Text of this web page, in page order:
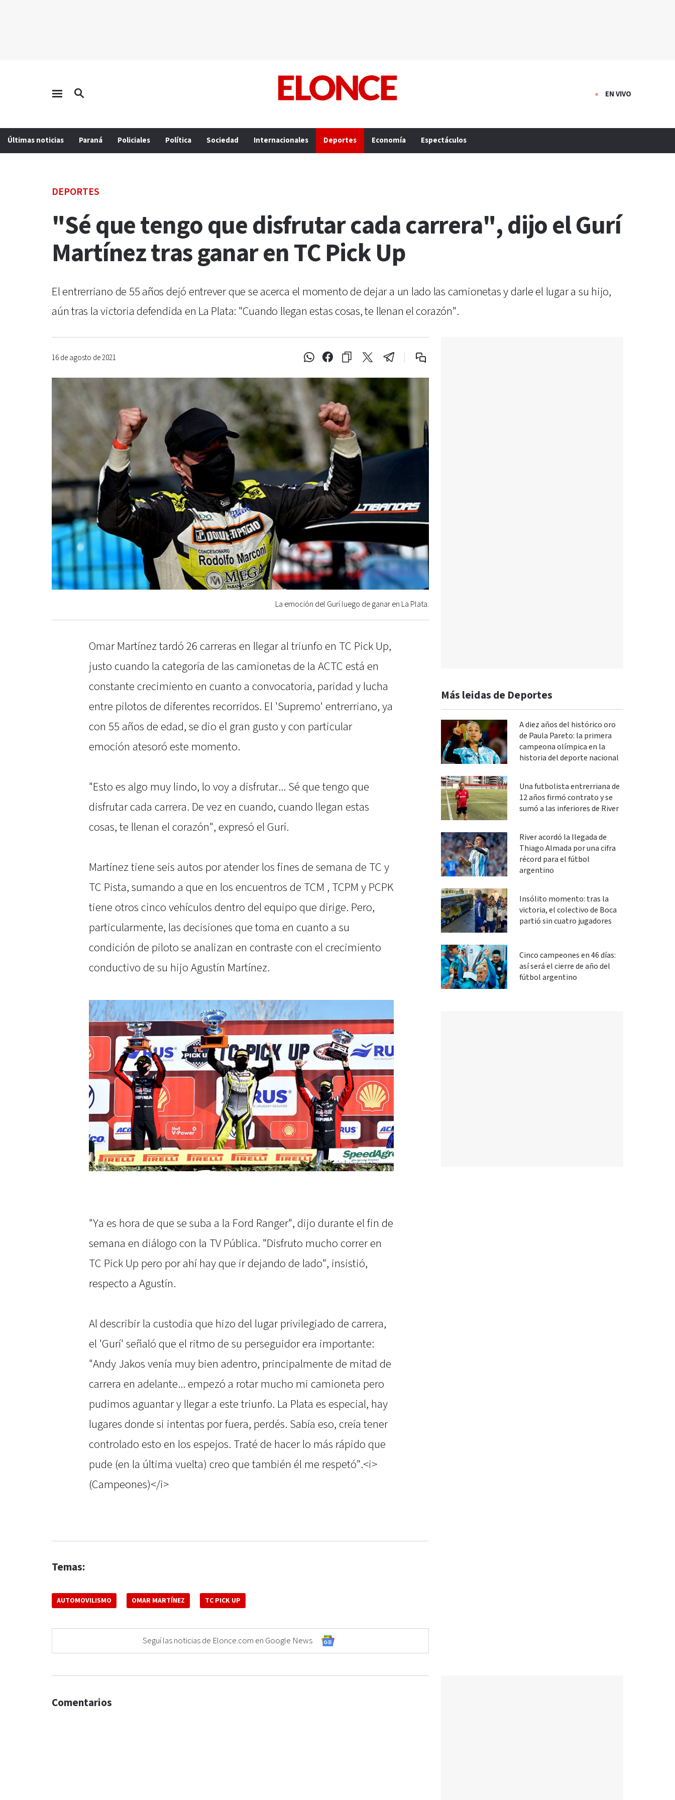
EN VIVO
Últimas noticias Paraná Policiales Política Sociedad Internacionales Deportes Economía Espectáculos
DEPORTES
"Sé que tengo que disfrutar cada carrera", dijo el Gurí
Martínez tras ganar en TC Pick Up
El entrerriano de 55 años dejó entrever que se acerca el momento de dejar a un lado las camionetas y darle el lugar a su hijo,
aún tras la victoria defendida en La Plata: "Cuando llegan estas cosas, te llenan el corazón".
16 de agosto de 2021
La emoción del Gurí luego de ganar en La Plata.
Omar Martínez tardó 26 carreras en llegar al triunfo en TC Pick Up,
justo cuando la categoría de las camionetas de la ACTC está en
constante crecimiento en cuanto a convocatoria, paridad y lucha
entre pilotos de diferentes recorridos. El 'Supremo' entrerriano, ya
con 55 años de edad, se dio el gran gusto y con particular
emoción atesoró este momento.
"Esto es algo muy lindo, lo voy a disfrutar... Sé que tengo que
disfrutar cada carrera. De vez en cuando, cuando llegan estas
cosas, te llenan el corazón", expresó el Gurí.
Martínez tiene seis autos por atender los fines de semana de TC y
TC Pista, sumando a que en los encuentros de TCM , TCPM y PCPK
tiene otros cinco vehículos dentro del equipo que dirige. Pero,
particularmente, las decisiones que toma en cuanto a su
condición de piloto se analizan en contraste con el crecimiento
conductivo de su hijo Agustín Martínez.
"Ya es hora de que se suba a la Ford Ranger", dijo durante el fin de
semana en diálogo con la TV Pública. "Disfruto mucho correr en
TC Pick Up pero por ahí hay que ir dejando de lado", insistió,
respecto a Agustín.
Al describir la custodia que hizo del lugar privilegiado de carrera,
el 'Gurí' señaló que el ritmo de su perseguidor era importante:
"Andy Jakos venía muy bien adentro, principalmente de mitad de
carrera en adelante... empezó a rotar mucho mi camioneta pero
pudimos aguantar y llegar a este triunfo. La Plata es especial, hay
lugares donde si intentas por fuera, perdés. Sabía eso, creía tener
controlado esto en los espejos. Traté de hacer lo más rápido que
pude (en la última vuelta) creo que también él me respetó".<i>
(Campeones)</i>
Temas:
AUTOMOVILISMO OMAR MARTÍNEZ TC PICK UP
Seguí las noticias de Elonce.com en Google News
Más leidas de Deportes
A diez años del histórico oro
de Paula Pareto: la primera
campeona olímpica en la
historia del deporte nacional
Una futbolista entrerriana de
12 años firmó contrato y se
sumó a las inferiores de River
River acordó la llegada de
Thiago Almada por una cifra
récord para el fútbol
argentino
Insólito momento: tras la
victoria, el colectivo de Boca
partió sin cuatro jugadores
Cinco campeones en 46 días:
así será el cierre de año del
fútbol argentino
Comentarios